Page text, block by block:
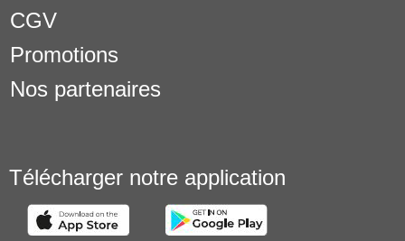
CGV
Promotions
Nos partenaires
Télécharger notre application